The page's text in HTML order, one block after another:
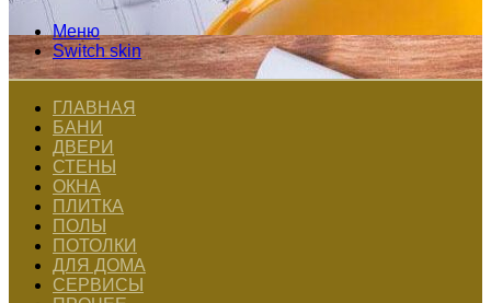
Меню
Switch skin
ГЛАВНАЯ
БАНИ
ДВЕРИ
СТЕНЫ
ОКНА
ПЛИТКА
ПОЛЫ
ПОТОЛКИ
ДЛЯ ДОМА
СЕРВИСЫ